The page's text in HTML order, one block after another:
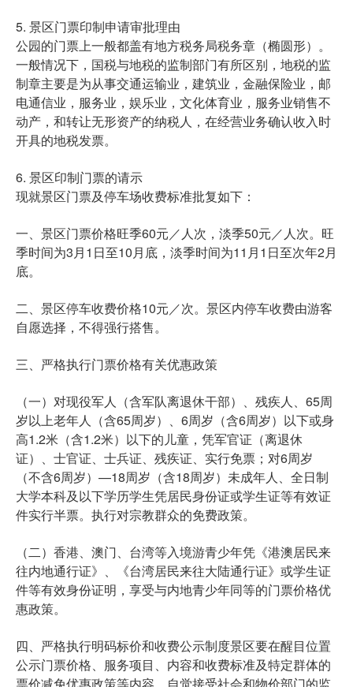
5. 景区门票印制申请审批理由
公园的门票上一般都盖有地方税务局税务章（椭圆形）。
一般情况下，国税与地税的监制部门有所区别，地税的监
制章主要是为从事交通运输业，建筑业，金融保险业，邮
电通信业，服务业，娱乐业，文化体育业，服务业销售不
动产，和转让无形资产的纳税人，在经营业务确认收入时
开具的地税发票。
6. 景区印制门票的请示
现就景区门票及停车场收费标准批复如下：
一、景区门票价格旺季60元／人次，淡季50元／人次。旺
季时间为3月1日至10月底，淡季时间为11月1日至次年2月
底。
二、景区停车收费价格10元／次。景区内停车收费由游客
自愿选择，不得强行搭售。
三、严格执行门票价格有关优惠政策
（一）对现役军人（含军队离退休干部）、残疾人、65周
岁以上老年人（含65周岁）、6周岁（含6周岁）以下或身
高1.2米（含1.2米）以下的儿童，凭军官证（离退休
证）、士官证、士兵证、残疾证、实行免票；对6周岁
（不含6周岁）—18周岁（含18周岁）未成年人、全日制
大学本科及以下学历学生凭居民身份证或学生证等有效证
件实行半票。执行对宗教群众的免费政策。
（二）香港、澳门、台湾等入境游青少年凭《港澳居民来
往内地通行证》、《台湾居民来往大陆通行证》或学生证
件等有效身份证明，享受与内地青少年同等的门票价格优
惠政策。
四、严格执行明码标价和收费公示制度景区要在醒目位置
公示门票价格、服务项目、内容和收费标准及特定群体的